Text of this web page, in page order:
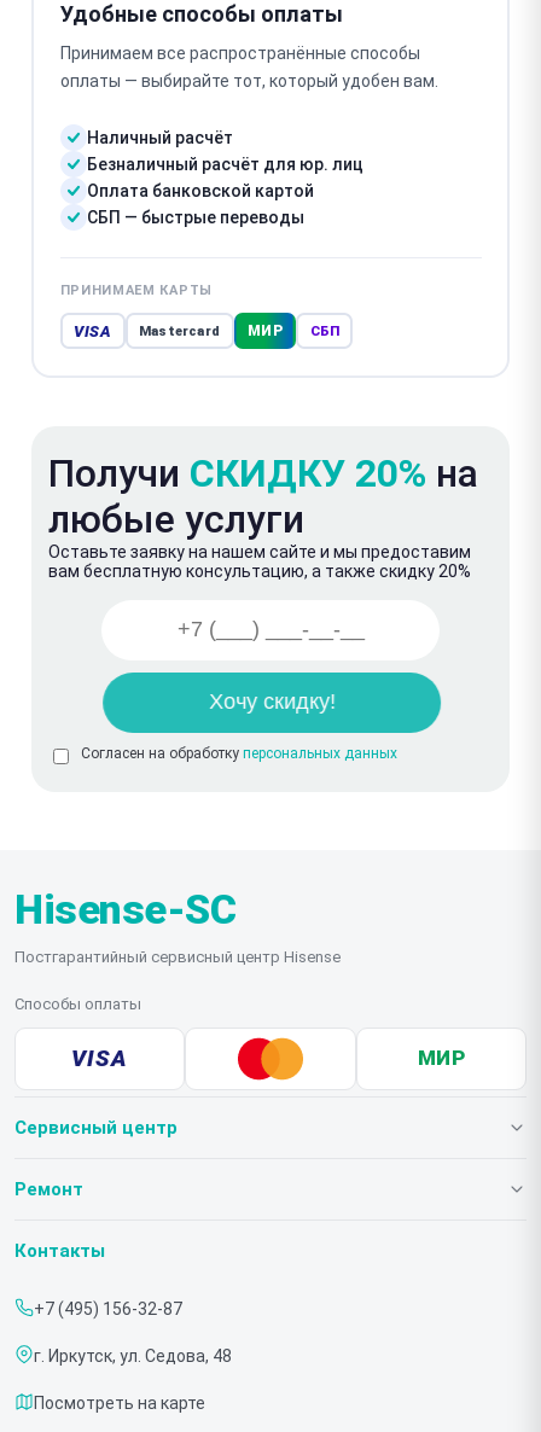
Удобные способы оплаты
Принимаем все распространённые способы
оплаты — выбирайте тот, который удобен вам.
Наличный расчёт
Безналичный расчёт для юр. лиц
Оплата банковской картой
СБП — быстрые переводы
ПРИНИМАЕМ КАРТЫ
VISA Mastercard МИР СБП
Получи СКИДКУ 20% на
любые услуги
Оставьте заявку на нашем сайте и мы предоставим
вам бесплатную консультацию, а также скидку 20%
Согласен на обработку персональных данных
Hisense-SC
Постгарантийный сервисный центр Hisense
Способы оплаты
VISA МИР
Сервисный центр
О нашем сервисе
Срочный ремонт
Доставка и способы оплаты
Диагностика
Ремонт
Телевизоров
Контакты
+7 (495) 156-32-87
г. Иркутск, ул. Седова, 48
Посмотреть на карте